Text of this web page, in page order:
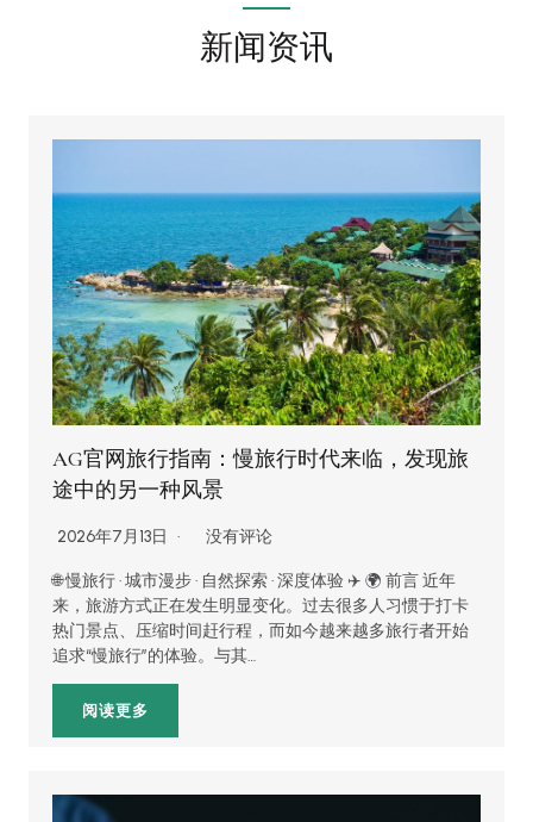
新闻资讯
AG官网旅行指南：慢旅行时代来临，发现旅
途中的另一种风景
2026年7月13日 没有评论
🌐 慢旅行 · 城市漫步 · 自然探索 · 深度体验 ✈️ 🌍 前言 近年
来，旅游方式正在发生明显变化。过去很多人习惯于打卡
热门景点、压缩时间赶行程，而如今越来越多旅行者开始
追求“慢旅行”的体验。与其…
阅读更多